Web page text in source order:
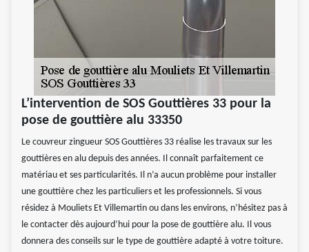
L’intervention de SOS Gouttières 33 pour la
pose de gouttière alu 33350
Le couvreur zingueur SOS Gouttières 33 réalise les travaux sur les
gouttières en alu depuis des années. Il connaît parfaitement ce
matériau et ses particularités. Il n’a aucun problème pour installer
une gouttière chez les particuliers et les professionnels. Si vous
résidez à Mouliets Et Villemartin ou dans les environs, n’hésitez pas à
le contacter dès aujourd’hui pour la pose de gouttière alu. Il vous
donnera des conseils sur le type de gouttière adapté à votre toiture.